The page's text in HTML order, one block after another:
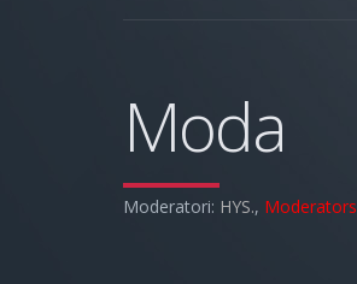
Moda
Moderatori: HYS., Moderators